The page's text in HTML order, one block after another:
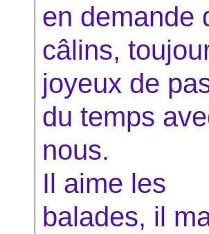
en demande
câlins,
joyeux de
du temps
nous.
Il aime les
balades, il